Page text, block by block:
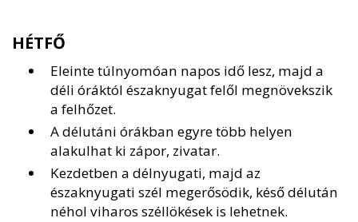
HÉTFŐ
Eleinte túlnyomóan napos idő lesz, majd a
déli óráktól északnyugat felől megnövekszik
a felhőzet.
A délutáni órákban egyre több helyen
alakulhat ki zápor, zivatar.
Kezdetben a délnyugati, majd az
északnyugati szél megerősödik, késő délután
néhol viharos széllökések is lehetnek.